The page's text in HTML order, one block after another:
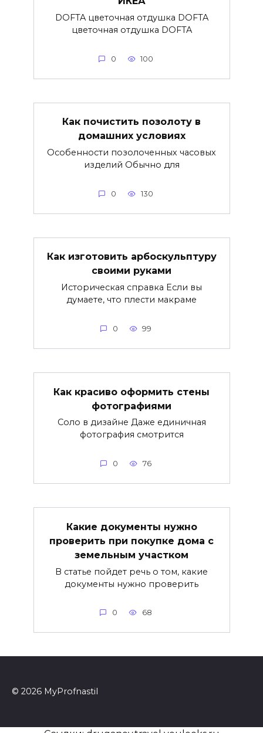
DOFTA цветочная отдушка DOFTA
цветочная отдушка DOFTA
0 100
Как почистить позолоту в
домашних условиях
Особенности позолоченных часовых
изделий Обычно для
0 130
Как изготовить арбоскульптуру
своими руками
Историческая справка Если вы
думаете, что плести макраме
0 99
Как красиво оформить стены
фотографиями
Соло в дизайне Даже единичная
фотография смотрится
0 76
Какие документы нужно
проверить при покупке дома с
земельным участком
В статье пойдет речь о том, какие
документы нужно проверить
0 68
© 2026 MyProfnastil